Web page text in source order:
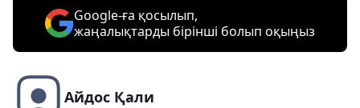
Google-ға қосылып,
жаңалықтарды бірінші болып оқыңыз
Айдос Қали